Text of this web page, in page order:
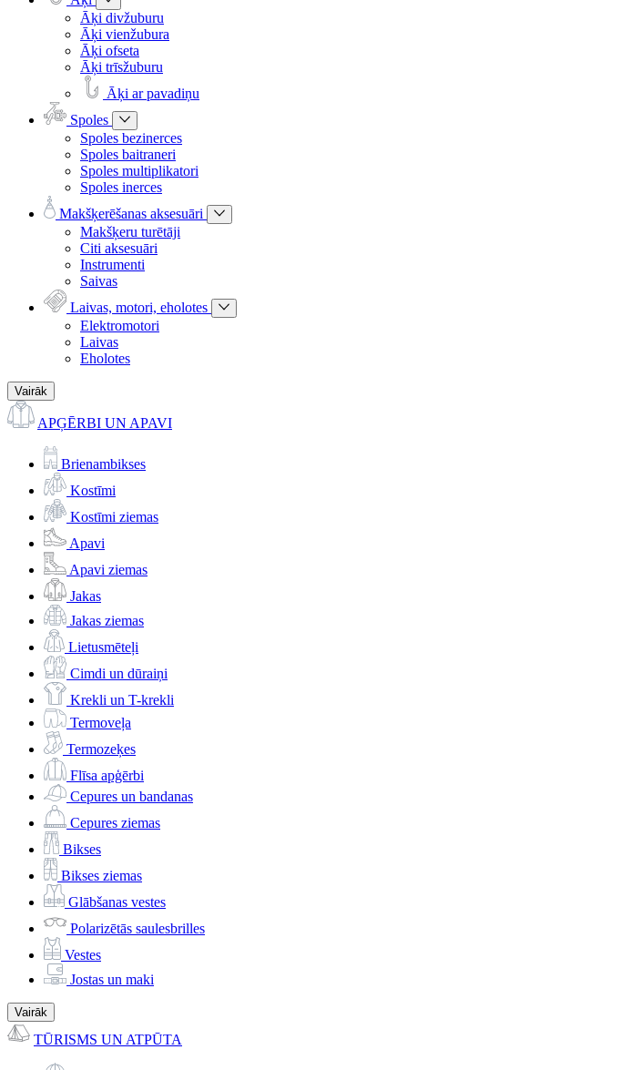
Āķi divžuburu
Āķi vienžubura
Āķi ofseta
Āķi trīsžuburu
Āķi ar pavadiņu
Spoles
Spoles bezinerces
Spoles baitraneri
Spoles multiplikatori
Spoles inerces
Makšķerēšanas aksesuāri
Makšķeru turētāji
Citi aksesuāri
Instrumenti
Saivas
Laivas, motori, eholotes
Elektromotori
Laivas
Eholotes
Vairāk
APĢĒRBI UN APAVI
Brienambikses
Kostīmi
Kostīmi ziemas
Apavi
Apavi ziemas
Jakas
Jakas ziemas
Lietusmēteļi
Cimdi un dūraiņi
Krekli un T-krekli
Termoveļa
Termozeķes
Flīsa apģērbi
Cepures un bandanas
Cepures ziemas
Bikses
Bikses ziemas
Glābšanas vestes
Polarizētās saulesbrilles
Vestes
Jostas un maki
Vairāk
TŪRISMS UN ATPŪTA